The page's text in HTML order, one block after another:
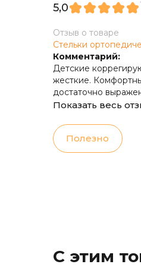
5,0
Отзыв о товаре
Стельки
Комментарий:
Детские
жесткие.
достаточно
варусной и
Показать весь
Полезно
С этим